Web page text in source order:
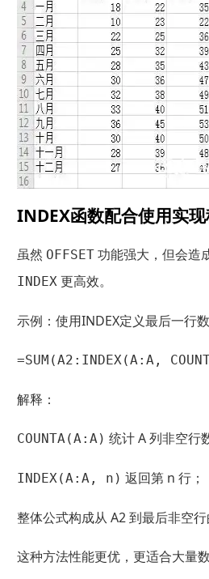
INDEX函数配合使用实
虽然 OFFSET功能强大，但会造
INDEX更高效。
示例：使用INDEX定义最后一行
=SUM(A2:INDEX(A:A,
解释：
COUNTA(A:A) 统计 A 列非空行
INDEX(A:A, n) 返回第 n 行；
整体公式构成从 A2 到最后非空行
这种方法性能更优，更适合大量数